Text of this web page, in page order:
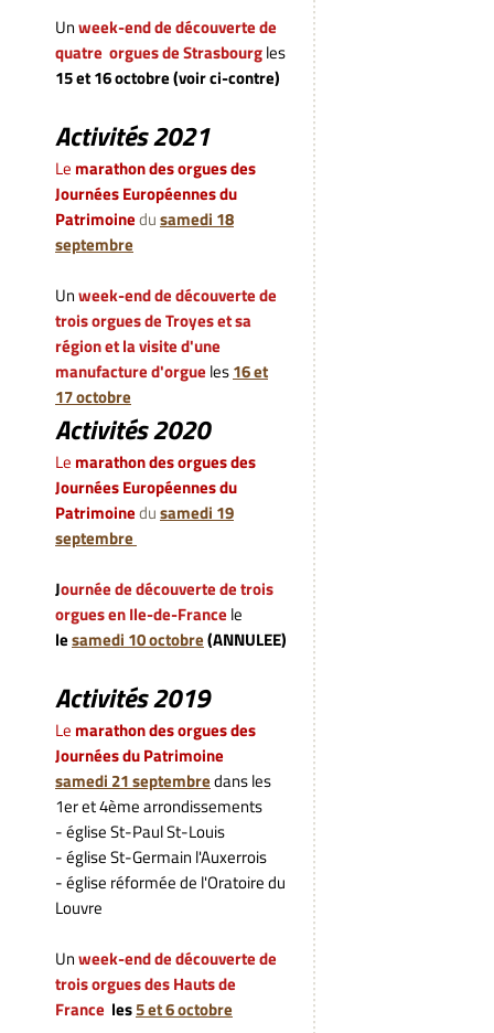
Unweek-end de découverte de
quatre orgues de Strasbourgles
15 et 16 octobre (voir ci-contre)
Activités 2021
Le marathon des orgues des
Journées Européennes du
Patrimoinedusamedi 18
septembre
Unweek-end de découverte de
trois orgues de Troyes et sa
région et la visite d'une
manufacture d'orgue les16 et
17 octobre
Activités 2020
Le marathon des orgues des
Journées Européennes du
Patrimoinedusamedi 19
septembre
Journée de découverte de trois
orgues en Ile-de-France le
lesamedi 10 octobre(ANNULEE)
Activités 2019
Le marathon des orgues des
Journées du Patrimoine
samedi 21 septembredans les
1er et 4ème arrondissements
- église St-Paul St-Louis
- église St-Germain l'Auxerrois
- église réformée de l'Oratoire du
Louvre
Unweek-end de découverte de
troisorgues des Hauts de
France les5 et 6 octobre